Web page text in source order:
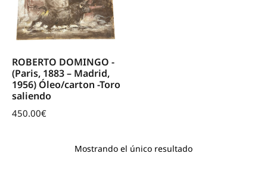
ROBERTO DOMINGO -
(Paris, 1883 – Madrid,
1956) Óleo/carton -Toro
saliendo
450.00€
Mostrando el único resultado